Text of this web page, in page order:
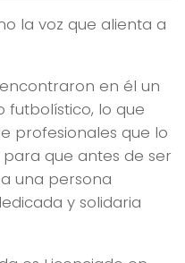
la voz que alienta a
en él un
lo que
profesionales que lo
que antes de ser
una persona
y solidaria